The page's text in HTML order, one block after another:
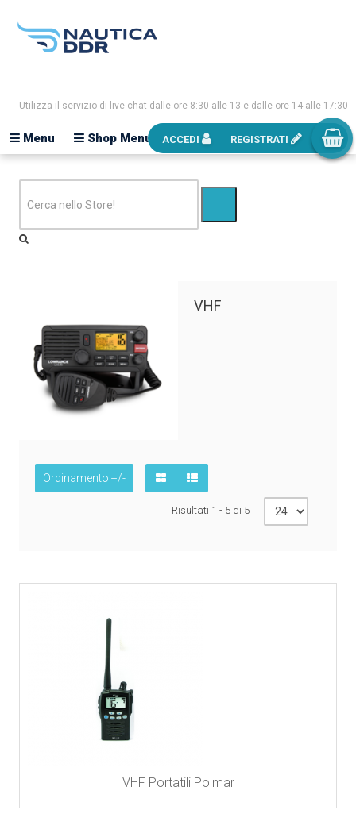
Utilizza il servizio di live chat dalle ore 8:30 alle 13 e dalle ore 14 alle 17:30
Shop Menu
Menu ACCEDI REGISTRATI
VHF
Ordinamento +/-
Risultati 1 - 5 di 5
VHF Portatili Polmar